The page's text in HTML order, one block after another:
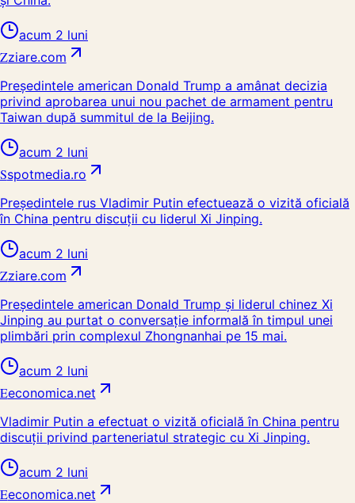
acum 2 luni
Zziare.com
Președintele american Donald Trump a amânat decizia
privind aprobarea unui nou pachet de armament pentru
Taiwan după summitul de la Beijing.
acum 2 luni
Sspotmedia.ro
Președintele rus Vladimir Putin efectuează o vizită oficială
în China pentru discuții cu liderul Xi Jinping.
acum 2 luni
Zziare.com
Președintele american Donald Trump și liderul chinez Xi
Jinping au purtat o conversație informală în timpul unei
plimbări prin complexul Zhongnanhai pe 15 mai.
acum 2 luni
Eeconomica.net
Vladimir Putin a efectuat o vizită oficială în China pentru
discuții privind parteneriatul strategic cu Xi Jinping.
acum 2 luni
Eeconomica.net